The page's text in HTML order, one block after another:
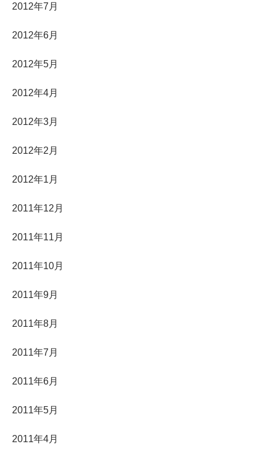
2012年7月
2012年6月
2012年5月
2012年4月
2012年3月
2012年2月
2012年1月
2011年12月
2011年11月
2011年10月
2011年9月
2011年8月
2011年7月
2011年6月
2011年5月
2011年4月